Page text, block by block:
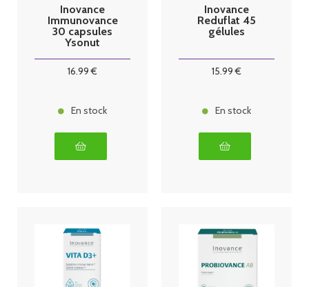
Inovance
Immunovance
30 capsules
Ysonut
16.99 €
En stock
Inovance
Reduflat 45
gélules
15.99 €
En stock